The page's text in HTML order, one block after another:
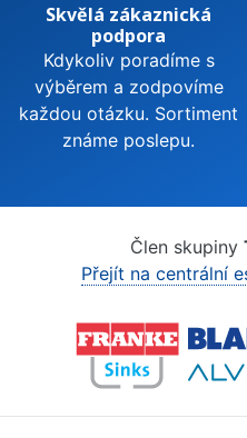
Skvělá zákaznická
podpora
Kdykoliv poradíme s
výběrem a zodpovíme
každou otázku. Sortiment
známe poslepu.
Člen skupiny
Přejít na centrální